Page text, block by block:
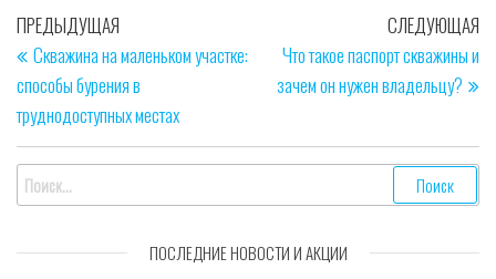
Навигация
по
записям
Предыдущая
запись
ПРЕДЫДУЩАЯ
Скважина на маленьком участке:
способы бурения в
труднодоступных местах
СЛЕДУЮЩАЯ
Что такое паспорт скважины и
зачем он нужен владельцу?
Найти:
ПОСЛЕДНИЕ НОВОСТИ И АКЦИИ